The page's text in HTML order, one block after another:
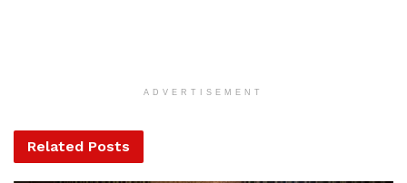
A nyomozások során sikerült feltárni több tucat
„kamuportált” és a hozzájuk kapcsolódó Facebook
ADVERTISEMENT
Related Posts